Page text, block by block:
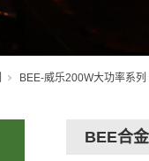
BEE-威乐200W大功率系列
BEE合